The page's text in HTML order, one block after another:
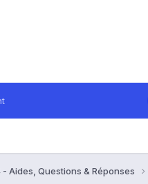
Aides, Questions & Réponses